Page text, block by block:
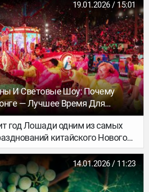
на самом деле: модный
важная необходимость?
центра натуропатии и йоги
среди
Панчалимеду, уверены:
расслабления, а
и процветания
19.01.2026 / 15:01
И Световые Шоу: Почему
— Лучшее Время Для
год Лошади одним из самых
китайского Нового
в первый день праздника,
International Chinese New
превратит город в сверкающий
музыки и праздничного
14.01.2026 / 11:23